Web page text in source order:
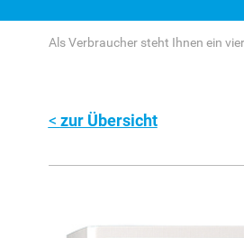
Als Verbraucher steht Ihnen ein
zur Übersicht